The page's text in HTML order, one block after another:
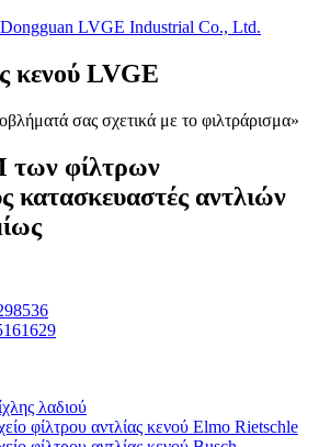
κενού LVGE
σας σχετικά με το φιλτράρισμα»
φίλτρων
κατασκευαστές αντλιών
λαδιού
φίλτρου αντλίας κενού Elmo Rietschle